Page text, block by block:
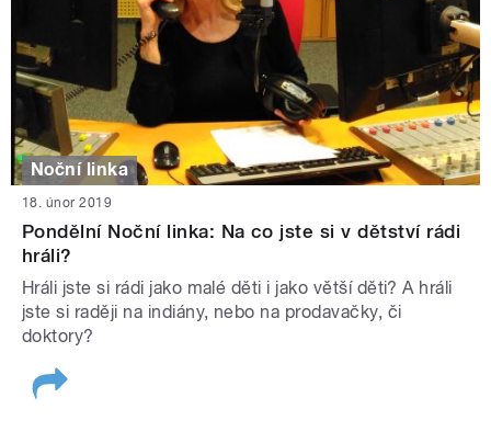
Noční linka
18. únor 2019
Pondělní Noční linka: Na co jste si v dětství rádi
hráli?
Hráli jste si rádi jako malé děti i jako větší děti? A hráli
jste si raději na indiány, nebo na prodavačky, či
doktory?